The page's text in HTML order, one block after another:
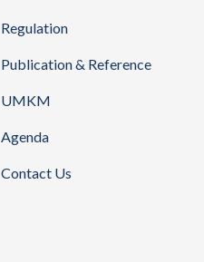
Regulation
Publication & Reference
UMKM
Agenda
Contact Us